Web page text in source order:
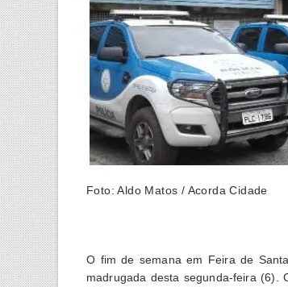
Foto: Aldo Matos / Acorda Cidade
O fim de semana em Feira de
madrugada desta segunda-feira (6).